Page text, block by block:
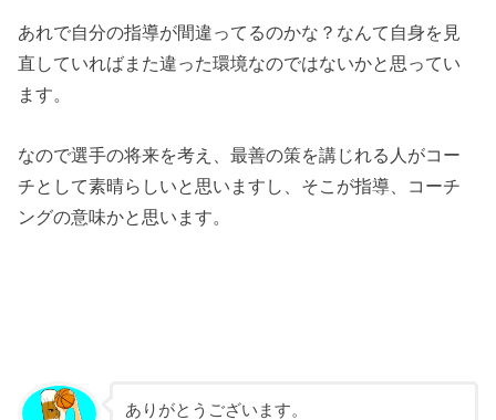
あれで自分の指導が間違ってるのかな？なんて自身を見
直していればまた違った環境なのではないかと思ってい
ます。
なので選手の将来を考え、最善の策を講じれる人がコー
チとして素晴らしいと思いますし、そこが指導、コーチ
ングの意味かと思います。
ありがとうございます。